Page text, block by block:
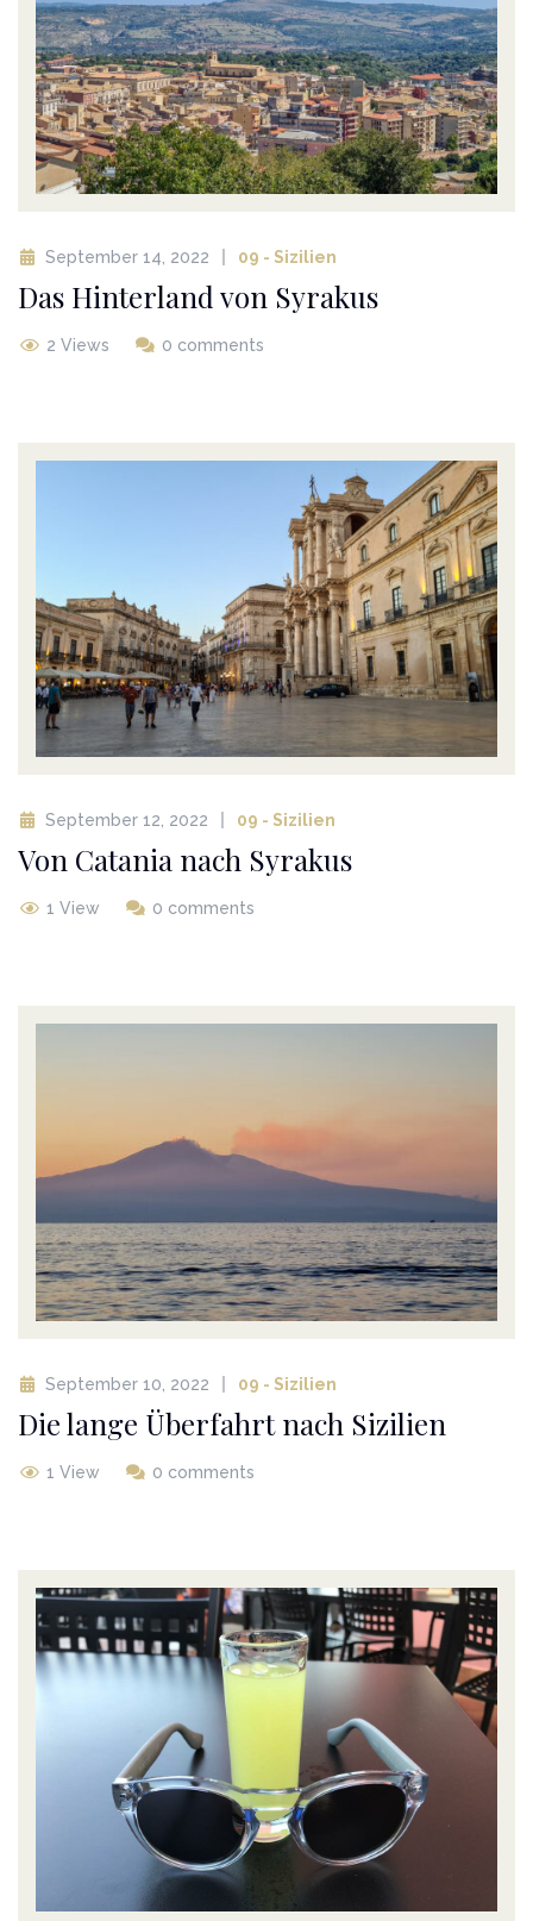
September 14, 2022 09 - Sizilien
Das Hinterland von Syrakus
2 Views 0 comments
September 12, 2022 09 - Sizilien
Von Catania nach Syrakus
1 View 0 comments
September 10, 2022 09 - Sizilien
Die lange Überfahrt nach Sizilien
1 View 0 comments